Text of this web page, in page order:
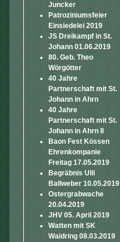
Juncker
Patroziniumsfeier
Einsiedelei 2019
JS Dreikampf in St.
Johann 01.06.2019
80. Geb. Theo
Wörgötter
40 Jahre
Partnerschaft mit St.
Johann in Ahrn
40 Jahre
Partnerschaft mit St.
Johann in Ahrn II
Baon Fest Kössen
Ehrenkompanie
Freitag 17.05.2019
Begräbnis Ulli
Ballweber 10.05.2019
Ostergrabwache
20.04.2019
JHV 05. April 2019
Watten mit SK
Waidring 08.03.2019